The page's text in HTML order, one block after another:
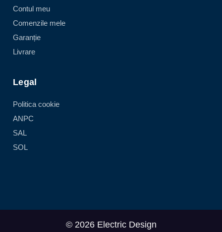
Contul meu
Comenzile mele
Garanție
Livrare
Legal
Politica cookie
ANPC
SAL
SOL
© 2026 Electric Design